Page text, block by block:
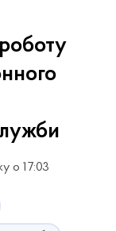
о 17:03